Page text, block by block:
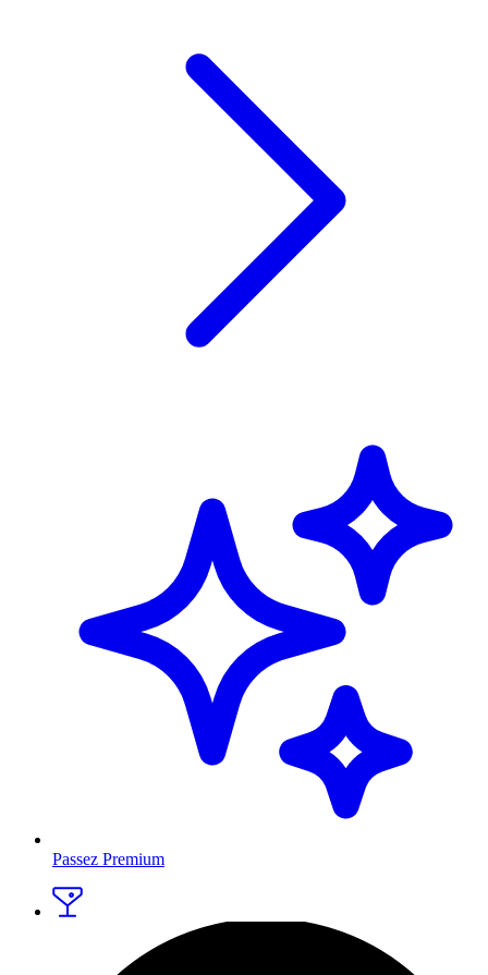
Passez Premium